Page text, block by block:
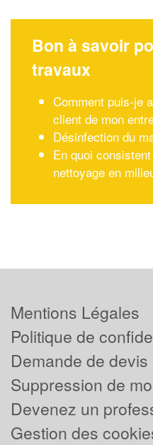
Bon à savoir
travaux
Comment puis-je
client de mon
Désinfection du
En quoi
nettoyage en
Mentions Légales
Politique de
Demande de
Suppression de
Devenez un
Gestion des